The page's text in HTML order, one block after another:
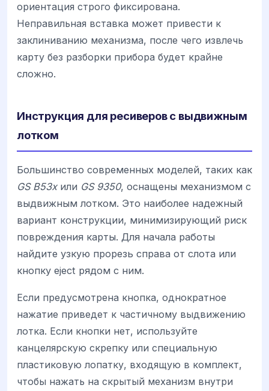
ориентация строго фиксирована.
Неправильная вставка может привести к
заклиниванию механизма, после чего извлечь
карту без разборки прибора будет крайне
сложно.
Инструкция для ресиверов с выдвижным
лотком
Большинство современных моделей, таких как
GS B53xили GS 9350, оснащены механизмом с
выдвижным лотком. Это наиболее надежный
вариант конструкции, минимизирующий риск
повреждения карты. Для начала работы
найдите узкую прорезь справа от слота или
кнопку eject рядом с ним.
Если предусмотрена кнопка, однократное
нажатие приведет к частичному выдвижению
лотка. Если кнопки нет, используйте
канцелярскую скрепку или специальную
пластиковую лопатку, входящую в комплект,
чтобы нажать на скрытый механизм внутри